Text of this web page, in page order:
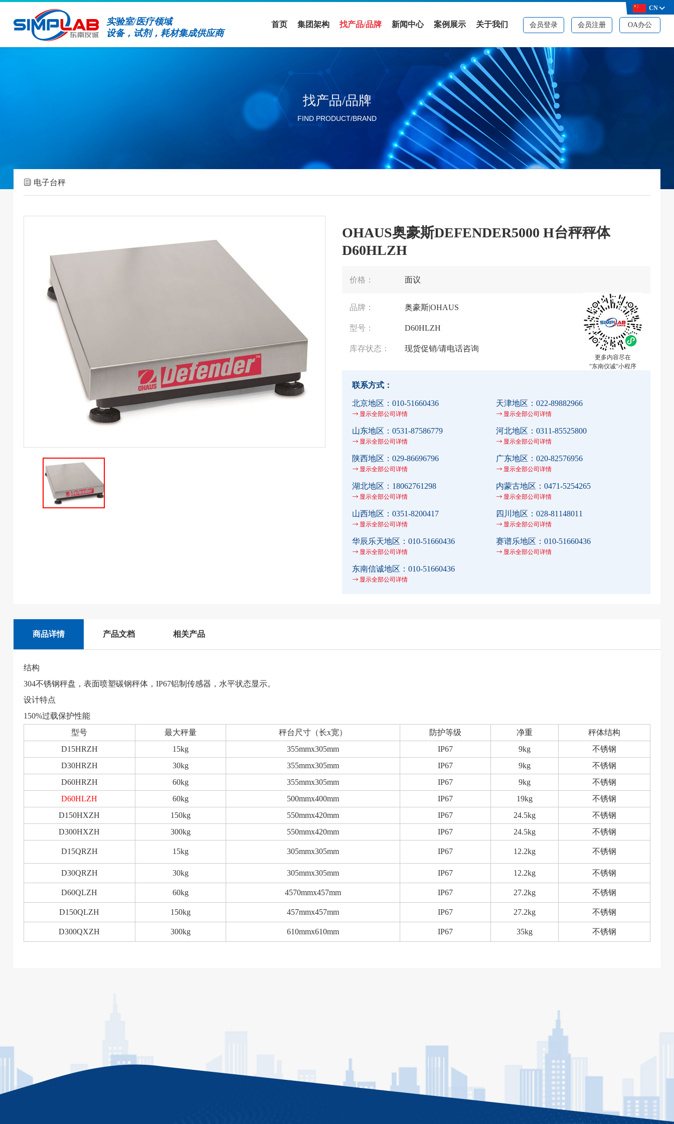
实验室/医疗领域
设备，试剂，耗材集成供应商
会员登录 会员注册 OA办公
首页 集团架构
实验室设备领域
找产品/品牌 新闻中心
公司新闻
活动展会
行业新闻
分公司新闻
案例展示
案例展示
解决方案
关于我们
公司简介
品牌资质
CN
找产品/品牌
FIND PRODUCT/BRAND
电子台秤
OHAUS奥豪斯DEFENDER5000 H台秤秤体
D60HLZH
价格： 面议
更多内容尽在
“东南仪诚“小程序
品牌： 奥豪斯|OHAUS
型号： D60HLZH
库存状态： 现货促销/请电话咨询
联系方式：
北京地区： 010-51660436
显示全部公司详情
天津地区：022-89882966
显示全部公司详情
山东地区： 0531-87586779
显示全部公司详情
河北地区：0311-85525800
显示全部公司详情
陕西地区： 029-86696796
显示全部公司详情
广东地区：020-82576956
显示全部公司详情
湖北地区： 18062761298
显示全部公司详情
内蒙古地区：0471-5254265
显示全部公司详情
山西地区： 0351-8200417
显示全部公司详情
四川地区：028-81148011
显示全部公司详情
华辰乐天地区： 010-51660436
显示全部公司详情
赛谱乐地区：010-51660436
显示全部公司详情
东南信诚地区： 010-51660436
显示全部公司详情
商品详情 产品文档 相关产品
结构
304不锈钢秤盘，表面喷塑碳钢秤体，IP67铝制传感器，水平状态显示。
设计特点
150%过载保护性能
型号
最大秤量 秤台尺寸（长x宽） 防护等级 净重
秤体结构
D15HRZH
15kg 355mmx305mm IP67 9kg
不锈钢
D30HRZH
30kg 355mmx305mm IP67 9kg
不锈钢
D60HRZH
60kg 355mmx305mm IP67 9kg
不锈钢
D60HLZH
60kg 500mmx400mm IP67 19kg
不锈钢
D150HXZH
150kg 550mmx420mm IP67 24.5kg
不锈钢
D300HXZH
300kg 550mmx420mm IP67 24.5kg 不锈钢
D15QRZH 15kg 305mmx305mm IP67 12.2kg 不锈钢
D30QRZH 30kg 305mmx305mm IP67 12.2kg 不锈钢
D60QLZH 60kg 4570mmx457mm IP67 27.2kg 不锈钢
D150QLZH 150kg 457mmx457mm IP67 27.2kg 不锈钢
D300QXZH 300kg 610mmx610mm IP67 35kg 不锈钢